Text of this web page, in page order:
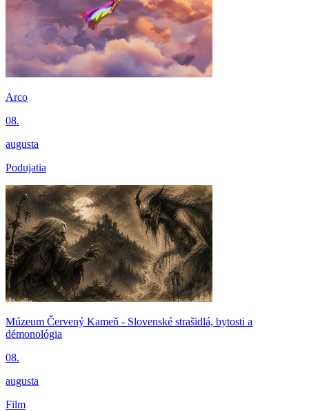
Arco
08.
augusta
Podujatia
Múzeum Červený Kameň - Slovenské strašidlá, bytosti a
démonológia
08.
augusta
Film